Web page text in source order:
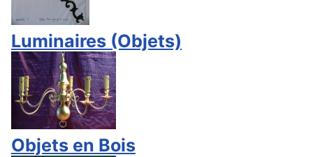
Luminaires (Objets)
Objets en Bois